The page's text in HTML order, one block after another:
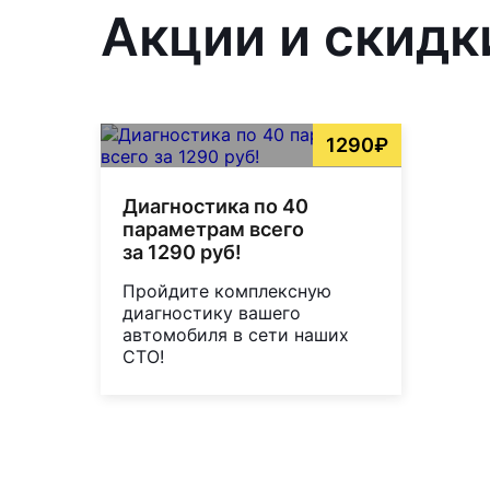
Акции и
1290₽
Диагностика по 40
параметрам всего
за 1290 руб!
Пройдите комплексную
диагностику вашего
автомобиля в сети наших
СТО!